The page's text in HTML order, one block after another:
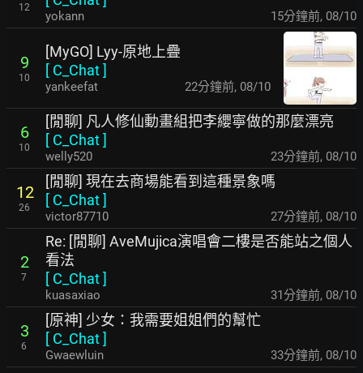
12
yokann 15分鐘前, 08/10
9
10
[MyGO] Lyy-原地上疊
[ C_Chat]
yankeefat 22分鐘前, 08/10
6
10
[閒聊] 凡人修仙動畫組把李纓寧做的那麼漂亮
[ C_Chat]
welly520 23分鐘前, 08/10
12
26
[閒聊] 現在去商場能看到這種景象嗎
[ C_Chat]
victor87710 27分鐘前, 08/10
2
7
Re: [閒聊] AveMujica演唱會二樓是否能站之個人
看法
[ C_Chat]
kuasaxiao 31分鐘前, 08/10
3
6
[原神] 少女：我需要姐姐們的幫忙
[ C_Chat]
Gwaewluin 33分鐘前, 08/10